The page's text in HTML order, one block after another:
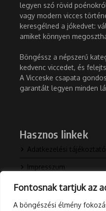
Fontosnak tartjuk az
A böngészési élmény
legyen szó rövid
vagy modern vicces
keresgélned a jókedvet:
amiket könnyen
Böngéssz a népszerű
kedvenc viccedet, és
A Vicceske csapata
garantált legyen minden
Hasznos linkek
Adatkezelési tájékoztató
Impresszum
Kapcsolat
Rólunk